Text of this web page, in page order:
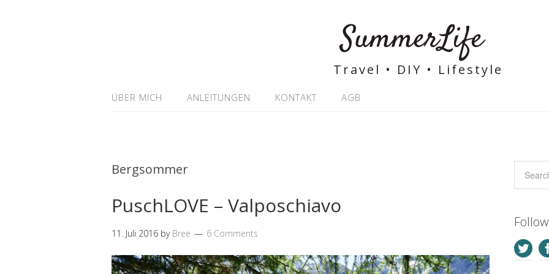
SummerLife
Travel • DIY • Lifestyle
ÜBER MICH ANLEITUNGEN KONTAKT AGB
Bergsommer
PuschLOVE – Valposchiavo
11. Juli 2016 by Bree 6 Comments